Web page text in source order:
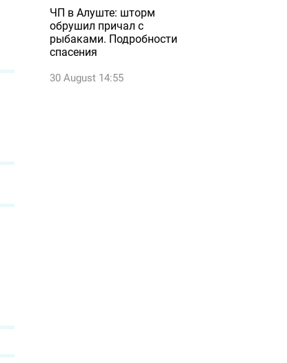
ЧП в Алуште: шторм
обрушил причал с
рыбаками. Подробности
спасения
30 August 14:55